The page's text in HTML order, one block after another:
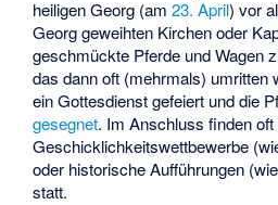
heiligen Georg (am23. April) vor
Georg geweihten Kirchen oder
geschmückte Pferde und Wagen
das dann oft (mehrmals) umritten
ein Gottesdienst gefeiert und die
gesegnet. Im Anschluss finden oft
Geschicklichkeitswettbewerbe
oder historische Aufführungen
statt.